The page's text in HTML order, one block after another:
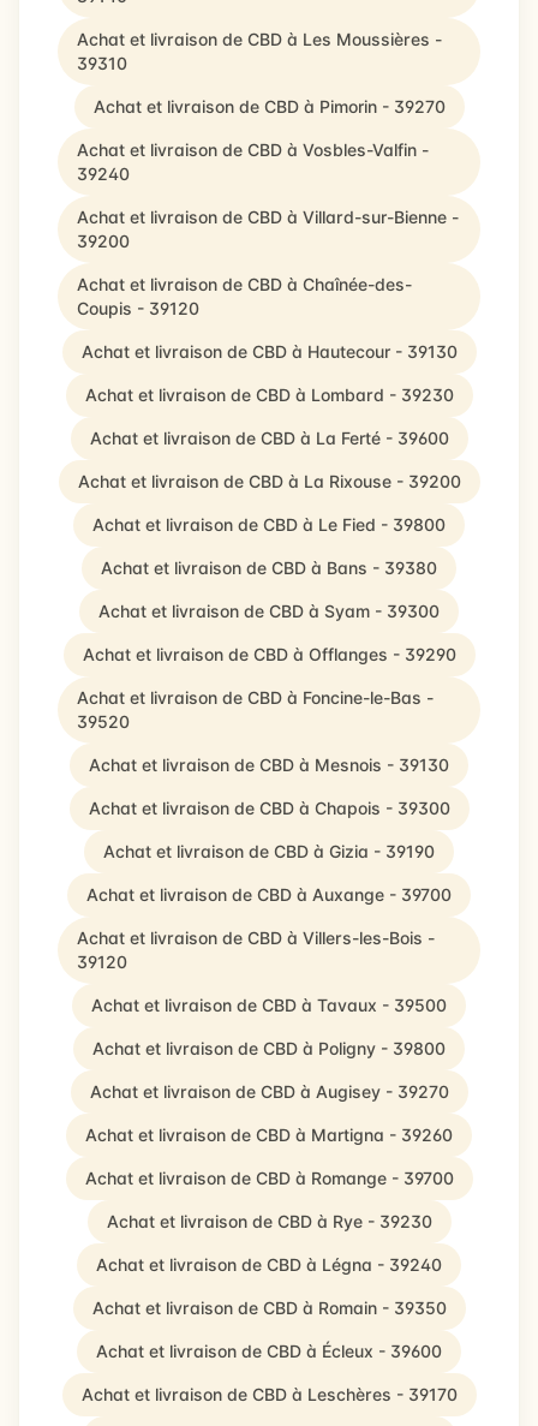
Achat et livraison de CBD à Les Moussières -
39310
Achat et livraison de CBD à Pimorin - 39270
Achat et livraison de CBD à Vosbles-Valfin -
39240
Achat et livraison de CBD à Villard-sur-Bienne -
39200
Achat et livraison de CBD à Chaînée-des-
Coupis - 39120
Achat et livraison de CBD à Hautecour - 39130
Achat et livraison de CBD à Lombard - 39230
Achat et livraison de CBD à La Ferté - 39600
Achat et livraison de CBD à La Rixouse - 39200
Achat et livraison de CBD à Le Fied - 39800
Achat et livraison de CBD à Bans - 39380
Achat et livraison de CBD à Syam - 39300
Achat et livraison de CBD à Offlanges - 39290
Achat et livraison de CBD à Foncine-le-Bas -
39520
Achat et livraison de CBD à Mesnois - 39130
Achat et livraison de CBD à Chapois - 39300
Achat et livraison de CBD à Gizia - 39190
Achat et livraison de CBD à Auxange - 39700
Achat et livraison de CBD à Villers-les-Bois -
39120
Achat et livraison de CBD à Tavaux - 39500
Achat et livraison de CBD à Poligny - 39800
Achat et livraison de CBD à Augisey - 39270
Achat et livraison de CBD à Martigna - 39260
Achat et livraison de CBD à Romange - 39700
Achat et livraison de CBD à Rye - 39230
Achat et livraison de CBD à Légna - 39240
Achat et livraison de CBD à Romain - 39350
Achat et livraison de CBD à Écleux - 39600
Achat et livraison de CBD à Leschères - 39170